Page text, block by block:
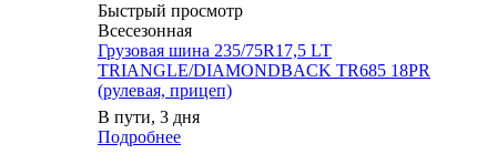
Быстрый просмотр
Всесезонная
Грузовая шина 235/75R17,5 LT
TRIANGLE/DIAMONDBACK TR685 18PR
(рулевая, прицеп)
В пути, 3 дня
Подробнее